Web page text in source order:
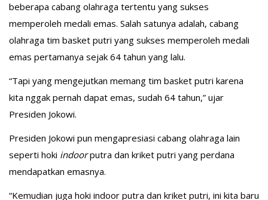
beberapa cabang olahraga tertentu yang sukses
memperoleh medali emas. Salah satunya adalah, cabang
olahraga tim basket putri yang sukses memperoleh medali
emas pertamanya sejak 64 tahun yang lalu.
“Tapi yang mengejutkan memang tim basket putri karena
kita nggak pernah dapat emas, sudah 64 tahun,” ujar
Presiden Jokowi.
Presiden Jokowi pun mengapresiasi cabang olahraga lain
seperti hoki indoorputra dan kriket putri yang perdana
mendapatkan emasnya.
“Kemudian juga hoki indoor putra dan kriket putri, ini kita baru